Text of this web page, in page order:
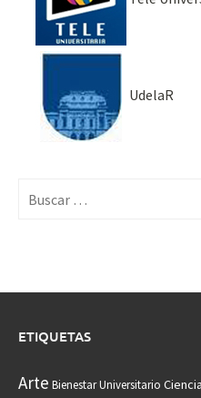
UdelaR
ETIQUETAS
Arte Bienestar Universitario Ciencia